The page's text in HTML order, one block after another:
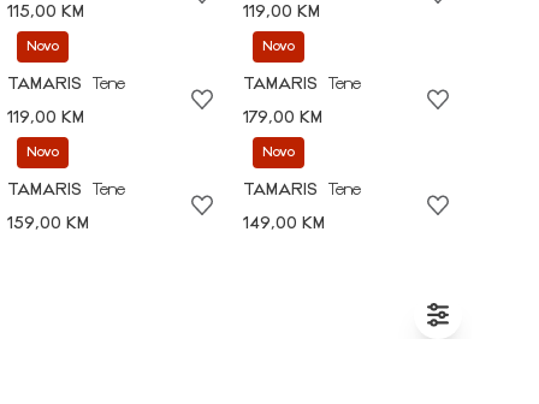
115,00 KM
119,00 KM
Novo
TAMARIS
Tene
119,00 KM
Novo
TAMARIS
Tene
179,00 KM
Novo
TAMARIS
Tene
159,00 KM
Novo
TAMARIS
Tene
149,00 KM